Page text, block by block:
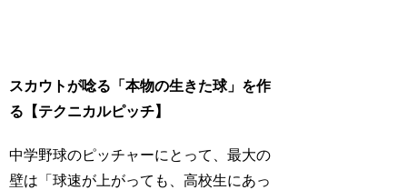
スカウトが唸る「本物の生きた球」を作
る【テクニカルピッチ】
中学野球のピッチャーにとって、最大の
壁は「球速が上がっても、高校生にあっ